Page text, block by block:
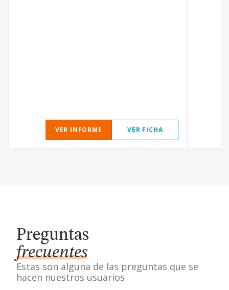
VER INFORME VER FICHA
Preguntas
frecuentes
Estas son alguna de las preguntas que se
hacen nuestros usuarios